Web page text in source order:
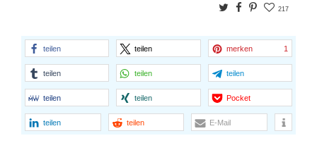
TwitterFacebook
Pinterest
217
teilen teilen merken 1
teilen teilen teilen
teilen teilen Pocket
teilen teilen E-Mail